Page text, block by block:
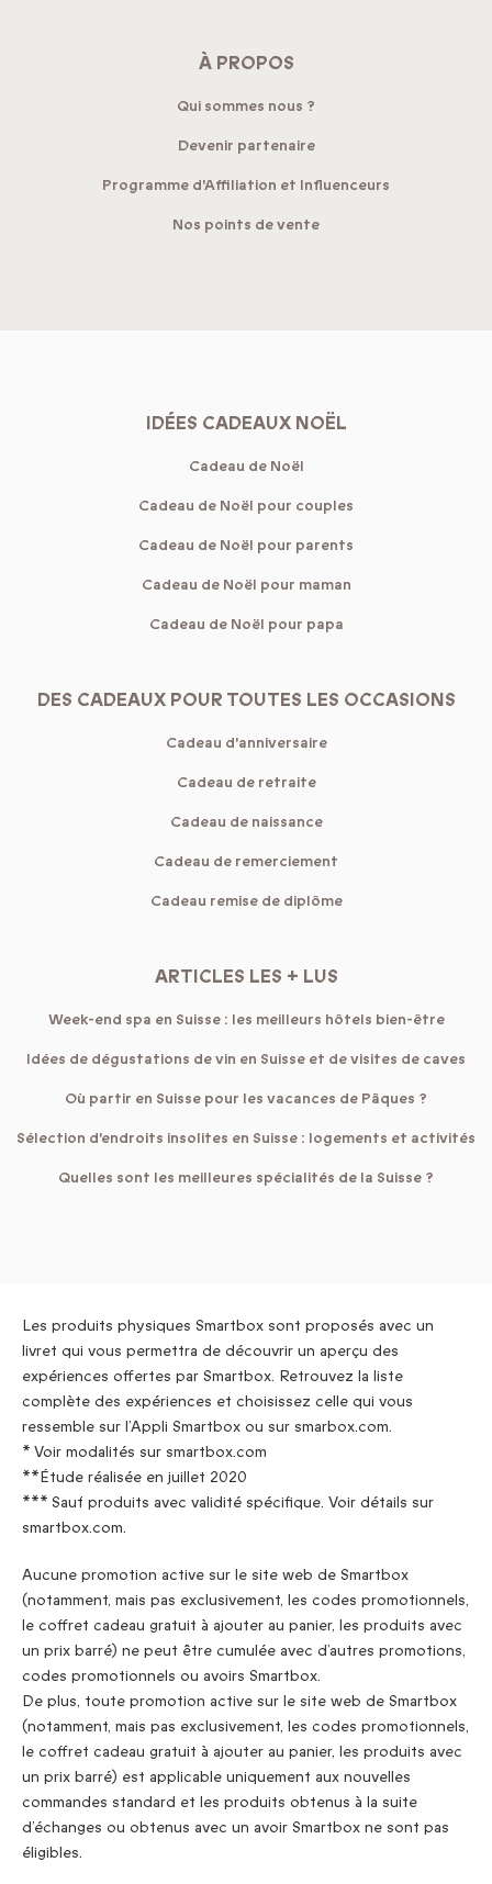
À PROPOS
Qui sommes nous ?
Devenir partenaire
Programme d'Affiliation et Influenceurs
Nos points de vente
IDÉES CADEAUX NOËL
Cadeau de Noël
Cadeau de Noël pour couples
Cadeau de Noël pour parents
Cadeau de Noël pour maman
Cadeau de Noël pour papa
DES CADEAUX POUR TOUTES LES OCCASIONS
Cadeau d'anniversaire
Cadeau de retraite
Cadeau de naissance
Cadeau de remerciement
Cadeau remise de diplôme
ARTICLES LES + LUS
Week-end spa en Suisse : les meilleurs hôtels bien-être
Idées de dégustations de vin en Suisse et de visites de caves
Où partir en Suisse pour les vacances de Pâques ?
Sélection d'endroits insolites en Suisse : logements et activités
Quelles sont les meilleures spécialités de la Suisse ?
Les produits physiques Smartbox sont proposés avec un
livret qui vous permettra de découvrir un aperçu des
expériences offertes par Smartbox. Retrouvez la liste
complète des expériences et choisissez celle qui vous
ressemble sur l’Appli Smartbox ou sur smarbox.com.
* Voir modalités sur smartbox.com
**Étude réalisée en juillet 2020
*** Sauf produits avec validité spécifique. Voir détails sur
smartbox.com.
Aucune promotion active sur le site web de Smartbox
(notamment, mais pas exclusivement, les codes promotionnels,
le coffret cadeau gratuit à ajouter au panier, les produits avec
un prix barré) ne peut être cumulée avec d’autres promotions,
codes promotionnels ou avoirs Smartbox.
De plus, toute promotion active sur le site web de Smartbox
(notamment, mais pas exclusivement, les codes promotionnels,
le coffret cadeau gratuit à ajouter au panier, les produits avec
un prix barré) est applicable uniquement aux nouvelles
commandes standard et les produits obtenus à la suite
d’échanges ou obtenus avec un avoir Smartbox ne sont pas
éligibles.